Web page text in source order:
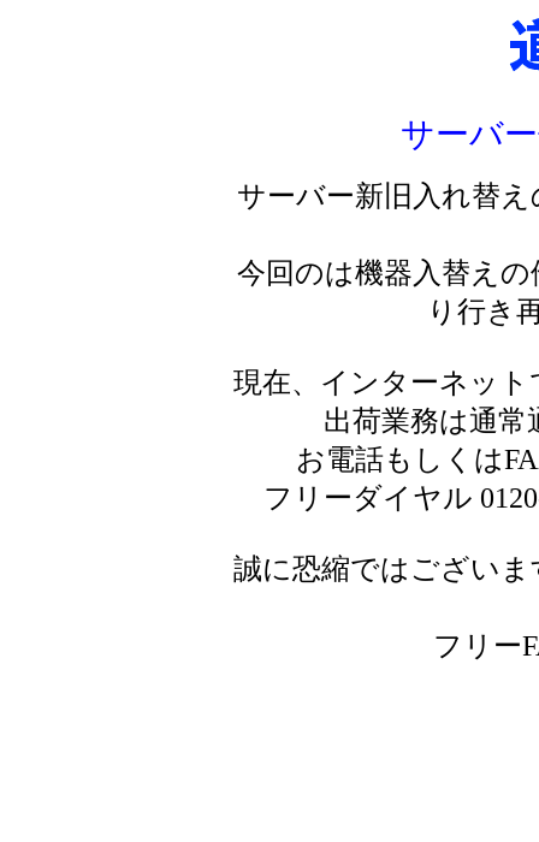
サーバ
サーバー新旧入れ替
今回のは機器入替え
り行き
現在、インターネッ
出荷業務は通
お電話もしくは
フリーダイヤル
誠に恐縮ではござい
フリー